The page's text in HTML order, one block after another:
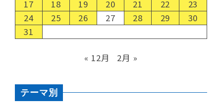
17 18 19 20 21 22
23
24
25 26 27 28 29
30
31
« 12月 2月 »
テーマ別